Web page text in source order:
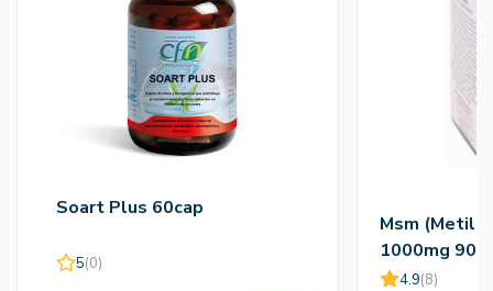
Soart Plus 60cap
5(0)
Msm
1000mg
4.9(8)